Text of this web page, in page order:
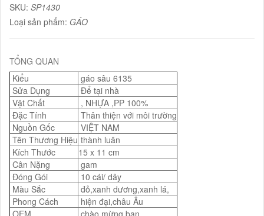
SKU: SP1430
Loại sản phẩm: GÁO
TỔNG QUAN
Kiểu
gáo sâu 6135
Sửa Dụng
Để tại nhà
Vật Chất
, NHỰA ,PP 100%
Đặc Tính
Thân thiện với môi trường
Nguồn Gốc
VIỆT NAM
Tên Thương Hiệu thành luân
Kích Thước
15 x 11 cm
Cân Nặng
gam
Đóng Gói
10 cái/ dây
Màu Sắc
đỏ,xanh dương,xanh lá,
Phong Cách
hiện đại,châu Âu
OEM
chào mừng bạn